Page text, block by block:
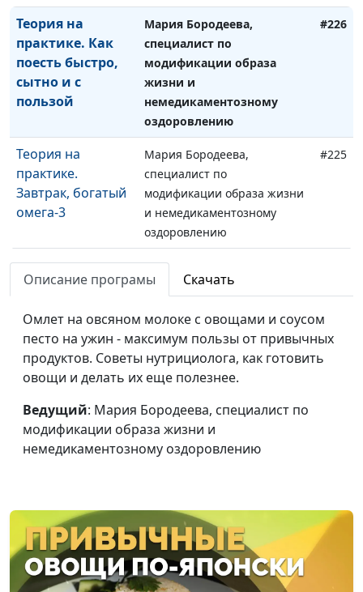
Теория на
практике. Как
поесть быстро,
сытно и с
пользой
Мария Бородеева,
специалист по
модификации образа
жизни и
немедикаментозному
оздоровлению
#226
Теория на
практике.
Завтрак, богатый
омега-3
Мария Бородеева,
специалист по
модификации образа жизни
и немедикаментозному
оздоровлению
#225
Теория на
практике. Ягоды
Мария Бородеева,
специалист по
и немедикаментозному
оздоровлению
Теория на
Сладкие
конфетки без
сахара
Мария Бородеева,
модификации образа жизни
и немедикаментозному
оздоровлению
практике. Оладьи
без глютена
модификации образа жизни
и немедикаментозному
оздоровлению
Описание програмы Скачать
Омлет на овсяном молоке с овощами и соусом
песто на ужин - максимум пользы от привычных
продуктов. Советы нутрициолога, как готовить
овощи и делать их еще полезнее.
Ведущий: Мария Бородеева, специалист по
модификации образа жизни и
немедикаментозному оздоровлению